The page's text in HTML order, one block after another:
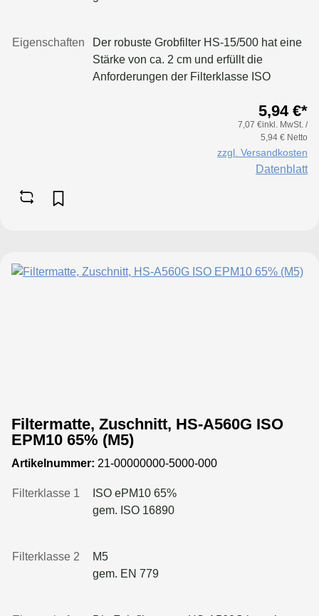
Eigenschaften
Der robuste Grobfilter HS-15/500 hat eine
Stärke von ca. 2 cm und erfüllt die
Anforderungen der Filterklasse ISO
Wirrfasern ohne chemische Bindemittel
hergestellt, und die Reinluftseite wird am
Ende des Produktionsprozesses durch ein
Nadelbett stark verfestigt. Dank dieser
gleicher Stärke eine deutliche
regenerierbar. Der HS-15/500 eignet sich
für eine Vielzahl von Anwendungen,
Belüftungsanlagen, Schutzfilter und viele
weitere Einsatzbereiche.
5,94 €*
7,07 €inkl. MwSt. /
5,94 € Netto
zzgl. Versandkosten
Datenblatt
Filtermatte, Zuschnitt, HS-A560G ISO
EPM10 65% (M5)
Artikelnummer: 21-00000000-5000-000
Filterklasse 1
ISO ePM10 65%
gem. ISO 16890
Filterklasse 2
M5
gem. EN 779